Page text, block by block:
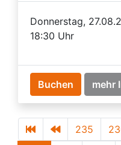
Donnerstag,
18:30 Uhr
Buchen mehr
235